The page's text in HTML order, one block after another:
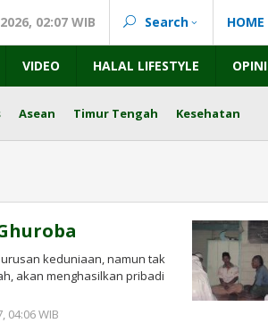
02:07 WIB Search HOME
VIDEO HALAL LIFESTYLE OPINI
Asean Timur Tengah Kesehatan
keduniaan, namun tak
akan menghasilkan pribadi
04:06 WIB